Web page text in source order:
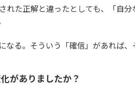
た正解と違ったとしても、「自
る。そういう「確信」があれば、
がありましたか？